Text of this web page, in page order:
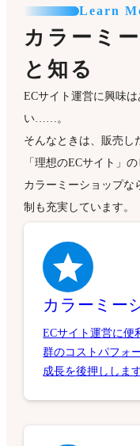
Learn
カラーミ
と知る
ECサイト運営に興味
い……。
そんなときは、販売し
「理想のECサイト」
カラーミーショップな
制も充実しています。
カラーミー
ECサイト運営に便
群のコストパフォ
成長を後押しします